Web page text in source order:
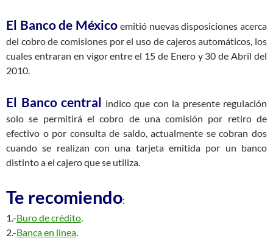
El Banco de México emitió nuevas disposiciones acerca
del cobro de comisiones por el uso de cajeros automáticos, los
cuales entraran en vigor entre el 15 de Enero y 30 de Abril del
2010.
El Banco central indico que con la presente regulación
solo se permitirá el cobro de una comisión por retiro de
efectivo o por consulta de saldo, actualmente se cobran dos
cuando se realizan con una tarjeta emitida por un banco
distinto a el cajero que se utiliza.
Te recomiendo:
1.-Burode crédito.
2.-Banca en linea.